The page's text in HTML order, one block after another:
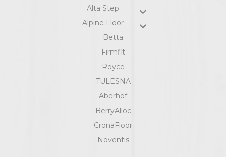
Alta Step
Alpine Floor
Betta
Firmfit
Royce
TULESNA
Aberhof
BerryAlloc
CronaFloor
Noventis